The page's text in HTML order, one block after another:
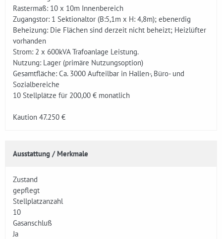
Rastermaß: 10 x 10m Innenbereich
Zugangstor: 1 Sektionaltor (B:5,1m x H: 4,8m); ebenerdig
Beheizung: Die Flächen sind derzeit nicht beheizt; Heizlüfter
vorhanden
Strom: 2 x 600kVA Trafoanlage Leistung.
Nutzung: Lager (primäre Nutzungsoption)
Gesamtfläche: Ca. 3000 Aufteilbar in Hallen-, Büro- und
Sozialbereiche
10 Stellplätze für 200,00 € monatlich
Kaution 47.250 €
Ausstattung / Merkmale
Zustand
gepflegt
Stellplatzanzahl
10
Gasanschluß
Ja